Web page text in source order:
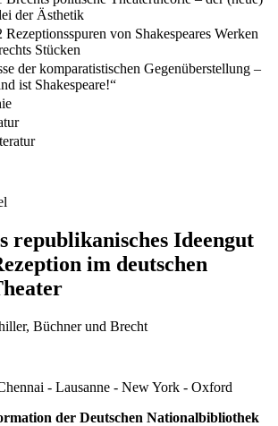
der Ästhetik
Rezeptionsspuren von Shakespeares Werken
Stücken
der komparatistischen Gegenüberstellung –
ist Shakespeare!“
republikanisches Ideengut
im deutschen
Büchner und Brecht
- Lausanne - New York - Oxford
der Deutschen Nationalbibliothek